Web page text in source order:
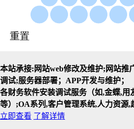
本站承接:网站web修改及维护;网站推
调试;服务器部署；APP开发与维护；
各财务软件安装调试服务（如,金蝶,用
等）;OA系列,客户管理系统,人力资源,
立即查看 了解详情